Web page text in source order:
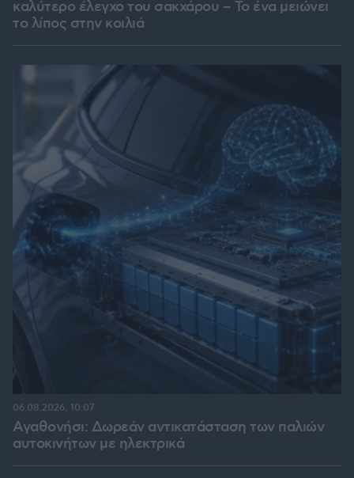
καλύτερο έλεγχο του σακχάρου – Το ένα μειώνει
το λίπος στην κοιλιά
Αγαθονήσι: Δωρεάν αντικατάσταση των παλιών
αυτοκινήτων με ηλεκτρικά
06.08.2026, 10:07